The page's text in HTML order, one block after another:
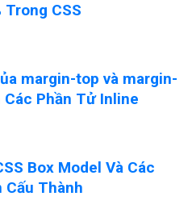
Trong CSS
margin-top và margin-
Phần Tử Inline
Box Model Và Các
Cấu Thành